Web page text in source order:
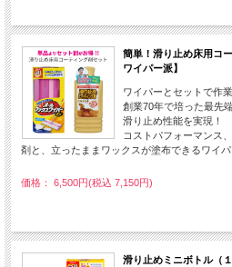
簡単！滑り止め床用コ
ワイパー派】
ワイパーとセットで作
創業70年で培った最先
滑り止め性能を実現！
コストパフォーマンス
剤と、立ったままワックスが塗布できるワイパ
価格： 6,500円(税込 7,150円)
滑り止めミニボトル（